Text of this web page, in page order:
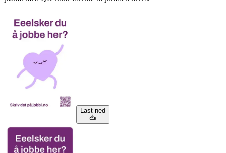
Last ned